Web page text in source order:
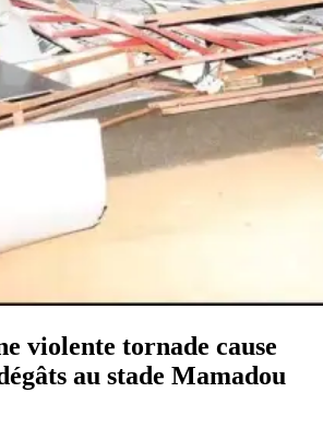
violente tornade cause
au stade Mamadou